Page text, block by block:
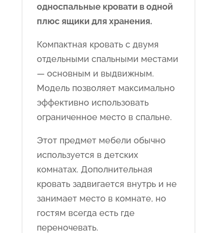
односпальные кровати в одной
плюс ящики для хранения.
Компактная кровать с двумя
отдельными спальными местами
— основным и выдвижным.
Модель позволяет максимально
эффективно использовать
ограниченное место в спальне.
Этот предмет мебели обычно
используется в детских
комнатах. Дополнительная
кровать задвигается внутрь и не
занимает место в комнате, но
гостям всегда есть где
переночевать.